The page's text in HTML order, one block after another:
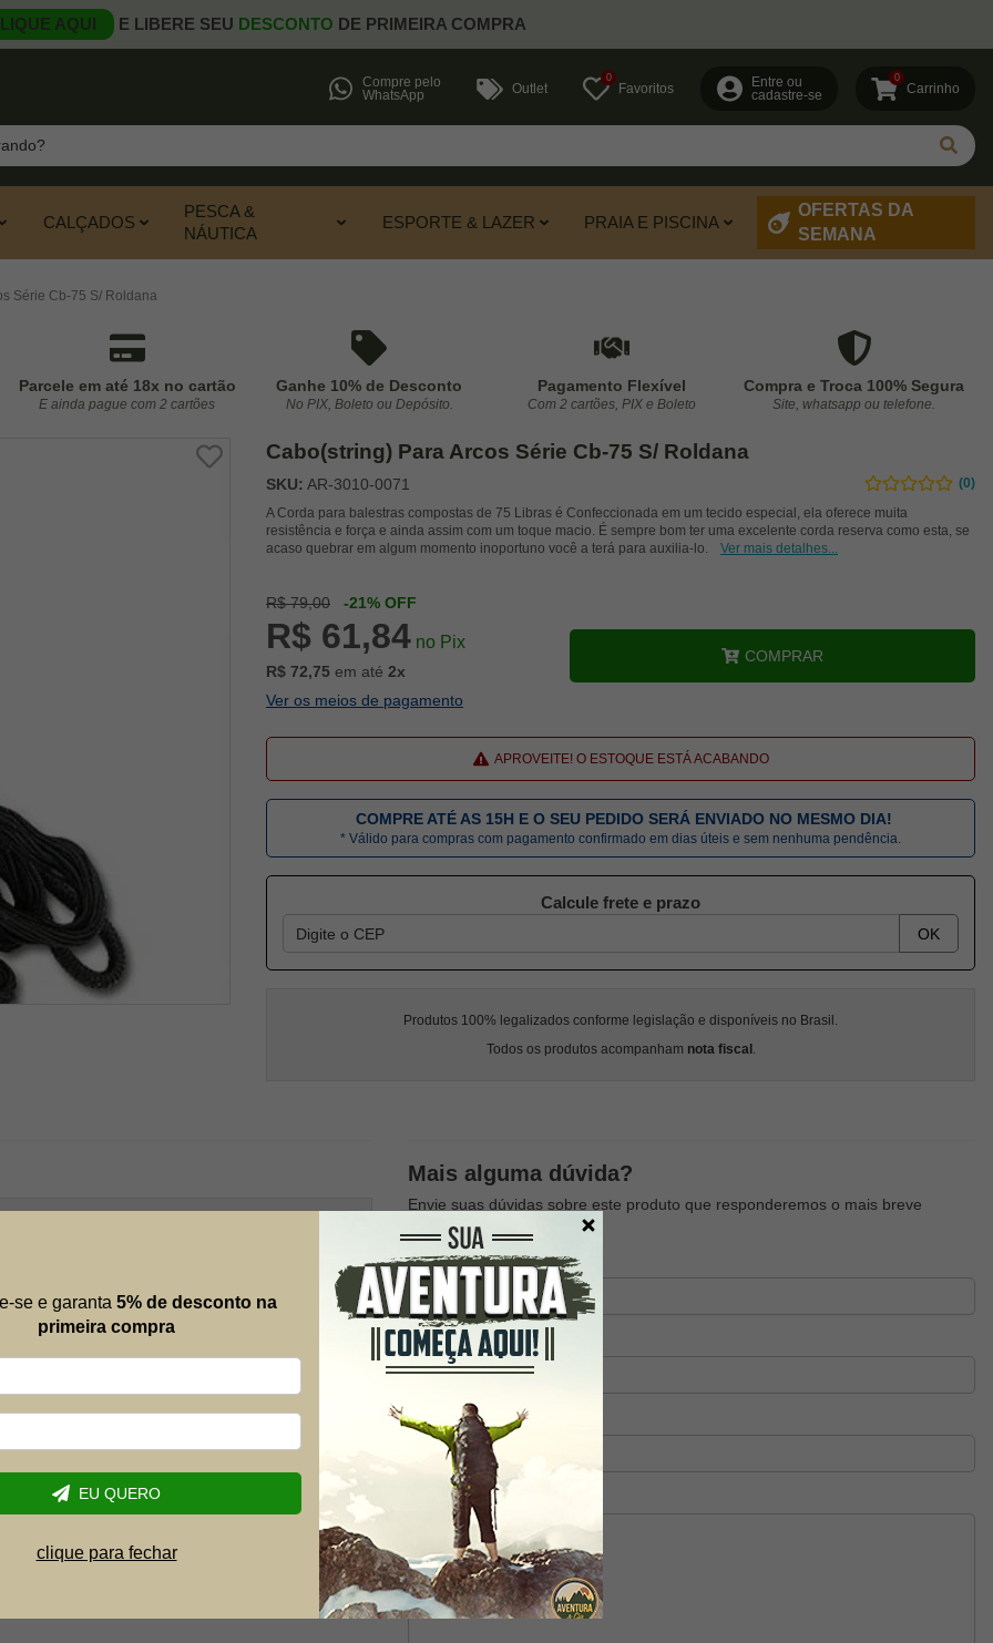
AQUI E LIBERE SEU DESCONTO DE PRIMEIRA COMPRA
Compre pelo
WhatsApp
Outlet
0
Favoritos
Entre ou
cadastre-se
0
Carrinho
CALÇADOS
PESCA &
NÁUTICA
ESPORTE & LAZER PRAIA E PISCINA
OFERTAS DA
SEMANA
Série Cb-75 S/ Roldana
Parcele em até 18x no cartão
E ainda pague com 2 cartões
Ganhe 10% de Desconto
No PIX, Boleto ou Depósito.
Pagamento Flexível
Com 2 cartões, PIX e Boleto
Compra e Troca 100% Segura
Site, whatsapp ou telefone.
Cabo(string) Para Arcos Série Cb-75 S/ Roldana
SKU: AR-3010-0071
(0)
A Corda para balestras compostas de 75 Libras é Confeccionada em um tecido especial, ela oferece muita
resistência e força e ainda assim com um toque macio. É sempre bom ter uma excelente corda reserva como esta, se
acaso quebrar em algum momento inoportuno você a terá para auxilia-lo.
Ver mais detalhes...
R$ 79,00 -21% OFF
R$ 61,84 no Pix
R$ 72,75 em até 2x
Ver os meios de pagamento
COMPRAR
APROVEITE! O ESTOQUE ESTÁ ACABANDO
COMPRE ATÉ AS 15H E O SEU PEDIDO SERÁ ENVIADO NO MESMO DIA!
* Válido para compras com pagamento confirmado em dias úteis e sem nenhuma pendência.
Calcule frete e prazo
OK
Produtos 100% legalizados conforme legislação e disponíveis no Brasil.
Todos os produtos acompanham nota fiscal .
tecido especial, ela oferece muita resistência e
em algum momento inoportuno você a
Mais alguma dúvida?
Envie suas dúvidas sobre este produto que responderemos o mais breve
possível.
Nome
E-mail
Telefone
Dúvida
se e garanta 5% de desconto na
primeira compra
EU QUERO
clique para fechar